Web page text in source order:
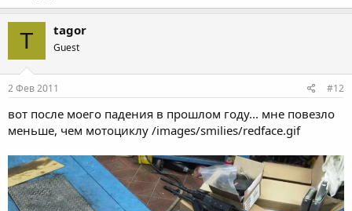
T tagor
Guest
2 Фев 2011 #12
вот после моего падения в прошлом году... мне повезло
меньше, чем мотоциклу /images/smilies/redface.gif